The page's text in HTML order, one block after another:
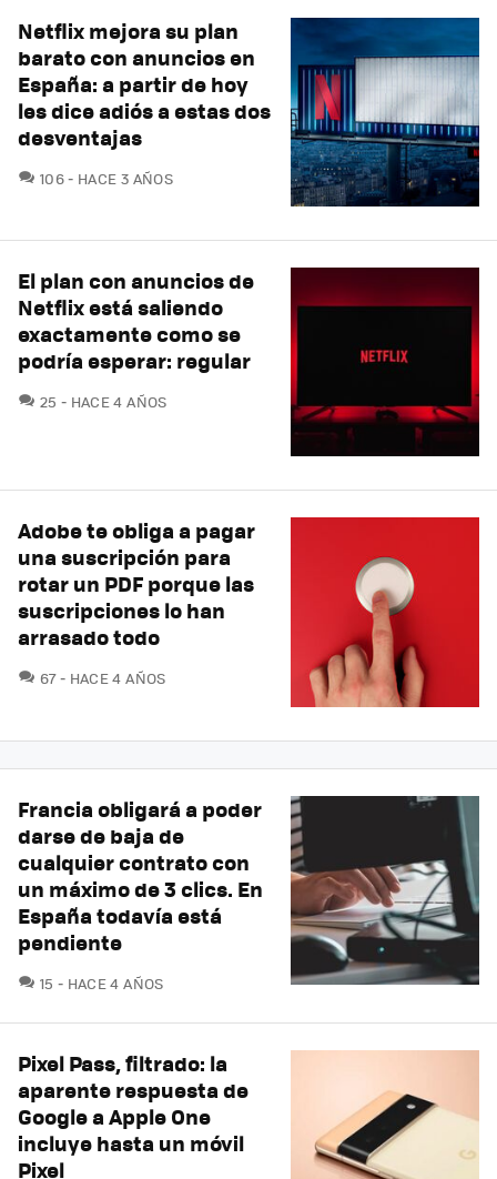
Netflix mejora su plan
barato con anuncios en
España: a partir de hoy
les dice adiós a estas dos
desventajas
106COMENTARIOS
HACE 3 AÑOS
El plan con anuncios de
Netflix está saliendo
exactamente como se
podría esperar: regular
25 COMENTARIOS
HACE 4 AÑOS
Adobe te obliga a pagar
una suscripción para
rotar un PDF porque las
suscripciones lo han
arrasado todo
67COMENTARIOS
HACE 4 AÑOS
Francia obligará a poder
darse de baja de
cualquier contrato con
un máximo de 3 clics. En
España todavía está
pendiente
15 COMENTARIOS
HACE 4 AÑOS
Pixel Pass, filtrado: la
aparente respuesta de
Google a Apple One
incluye hasta un móvil
Pixel